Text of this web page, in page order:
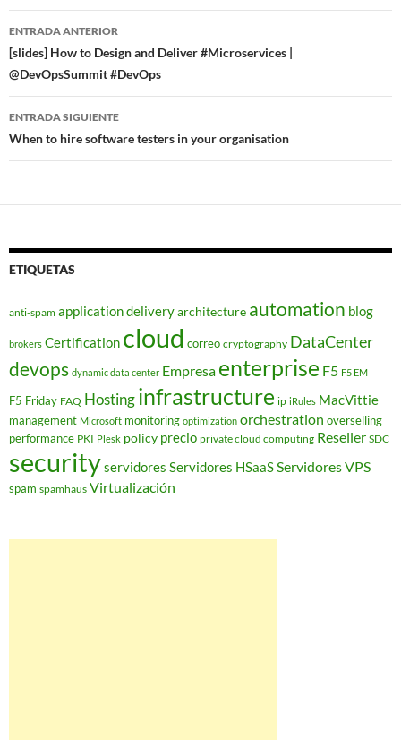
Navegador
de
entradas
ENTRADA ANTERIOR
[slides] How to Design and Deliver #Microservices |
@DevOpsSummit #DevOps
ENTRADA SIGUIENTE
When to hire software testers in your organisation
ETIQUETAS
anti-spam application deliveryarchitecture automation blog
brokers Certification cloud correo cryptography DataCenter
devops dynamic data center Empresa enterprise F5 F5 EM
F5 Friday FAQ Hostinginfrastructure ip iRules MacVittie
management Microsoft monitoring optimization orchestration overselling
performance PKI Plesk policy precio private cloud computing Reseller SDC
securityservidores Servidores HSaaSServidores VPS
spam spamhaus Virtualización